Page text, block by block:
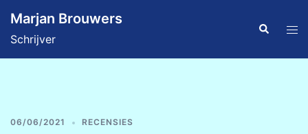
naar
de
inhoud
Marjan Brouwers
Schrijver
Zoeken
06/06/2021 RECENSIES